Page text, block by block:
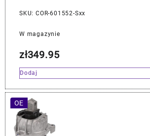
SKU: COR-601552-Sxx
W magazynie
zł349.95
Dodaj
OE